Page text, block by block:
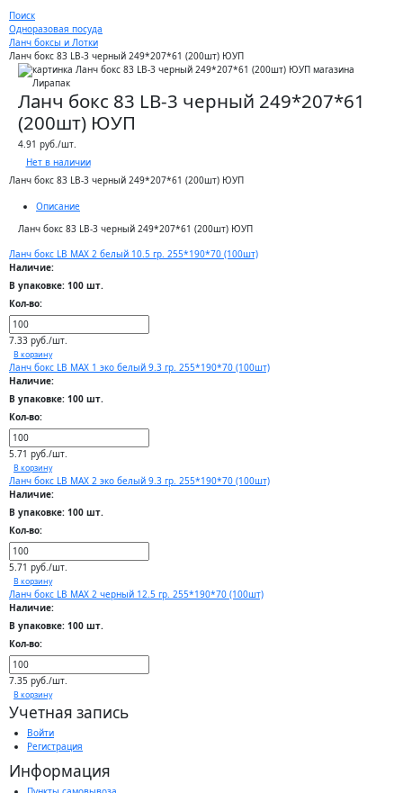
Поиск
Одноразовая посуда
Ланч боксы и Лотки
Ланч бокс 83 LB-3 черный 249*207*61 (200шт) ЮУП
Ланч бокс 83 LB-3 черный 249*207*61
(200шт) ЮУП
4.91 руб./шт.
Нет в наличии
Ланч бокс 83 LB-3 черный 249*207*61 (200шт) ЮУП
Описание
Ланч бокс 83 LB-3 черный 249*207*61 (200шт) ЮУП
Ланч бокс LB MAX 2 белый 10.5 гр. 255*190*70 (100шт)
Наличие:
В упаковке: 100 шт.
Кол-во:
7.33 руб./шт.
В корзину
Ланч бокс LB MAX 1 эко белый 9.3 гр. 255*190*70 (100шт)
Наличие:
В упаковке: 100 шт.
Кол-во:
5.71 руб./шт.
В корзину
Ланч бокс LB MAX 2 эко белый 9.3 гр. 255*190*70 (100шт)
Наличие:
В упаковке: 100 шт.
Кол-во:
5.71 руб./шт.
В корзину
Ланч бокс LB MAX 2 черный 12.5 гр. 255*190*70 (100шт)
Наличие:
В упаковке: 100 шт.
Кол-во:
7.35 руб./шт.
В корзину
Учетная запись
Войти
Регистрация
Информация